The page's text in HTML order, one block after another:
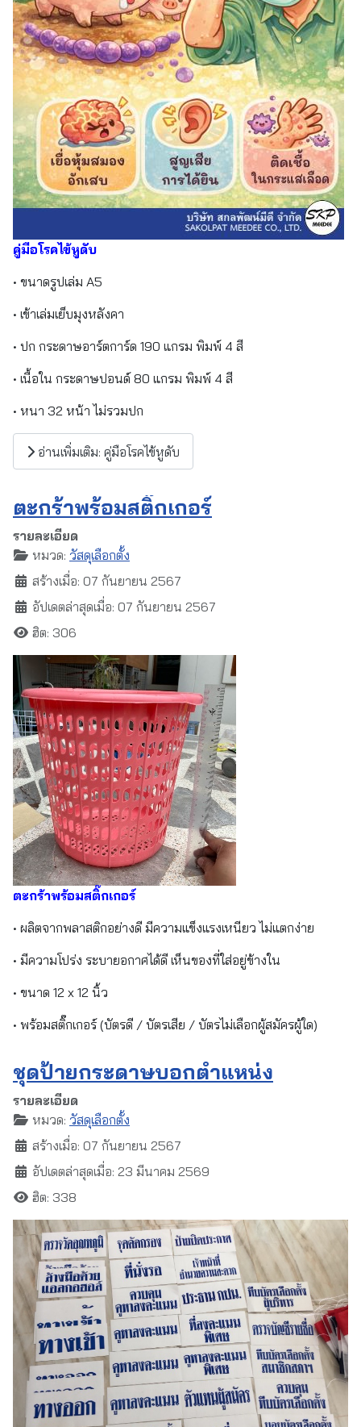
คู่มือโรคไข้หูดับ
• ขนาดรูปเล่ม A5
• เข้าเล่มเย็บมุงหลังคา
• ปก กระดาษอาร์ตการ์ด 190 แกรม พิมพ์ 4 สี
• เนื้อใน กระดาษปอนด์ 80 แกรม พิมพ์ 4 สี
• หนา 32 หน้า ไม่รวมปก
อ่านเพิ่มเติม: คู่มือโรคไข้หูดับ
ตะกร้าพร้อมสติ๊กเกอร์
รายละเอียด
หมวด: วัสดุเลือกตั้ง
สร้างเมื่อ: 07 กันยายน 2567
อัปเดตล่าสุดเมื่อ: 07 กันยายน 2567
ฮิต: 306
ตะกร้าพร้อมสติ๊กเกอร์
• ผลิตจากพลาสติกอย่างดี มีความแข็งแรงเหนียว ไม่แตกง่าย
• มีความโปร่ง ระบายอกาศได้ดี เห็นของที่ใส่อยู่ข้างใน
• ขนาด 12 x 12 นิ้ว
• พร้อมสติ๊กเกอร์ (บัตรดี / บัตรเสีย / บัตรไม่เลือกผู้สมัครผู้ใด)
ชุดป้ายกระดาษบอกตำแหน่ง
รายละเอียด
หมวด: วัสดุเลือกตั้ง
สร้างเมื่อ: 07 กันยายน 2567
อัปเดตล่าสุดเมื่อ: 23 มีนาคม 2569
ฮิต: 338